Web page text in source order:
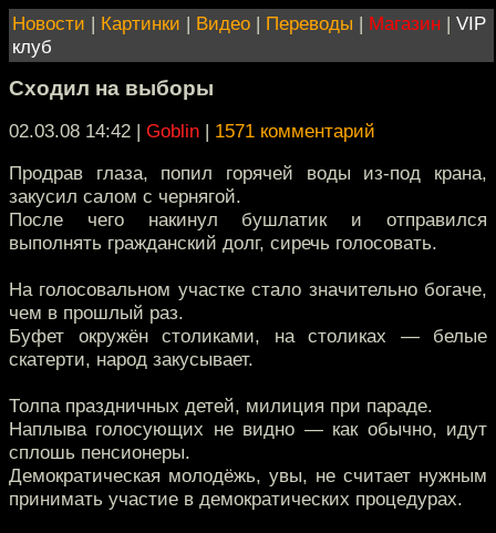
Новости | Картинки | Видео | Переводы | Магазин | VIP
клуб
Сходил на выборы
02.03.08 14:42 | Goblin | 1571 комментарий
Продрав глаза, попил горячей воды из-под крана,
закусил салом с чернягой.
После чего накинул бушлатик и отправился
выполнять гражданский долг, сиречь голосовать.
На голосовальном участке стало значительно богаче,
чем в прошлый раз.
Буфет окружён столиками, на столиках — белые
скатерти, народ закусывает.
Толпа праздничных детей, милиция при параде.
Наплыва голосующих не видно — как обычно, идут
сплошь пенсионеры.
Демократическая молодёжь, увы, не считает нужным
принимать участие в демократических процедурах.